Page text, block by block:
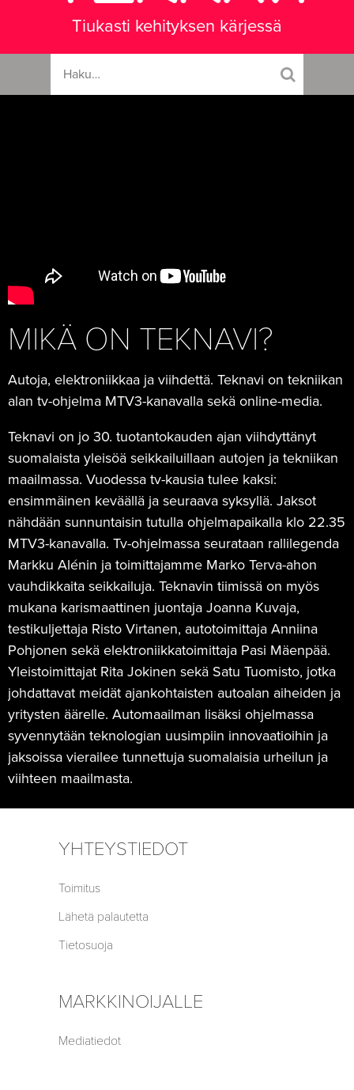
Tiukasti kehityksen kärjessä
MIKÄ ON TEKNAVI?
Autoja, elektroniikkaa ja viihdettä. Teknavi on tekniikan
alan tv-ohjelma MTV3-kanavalla sekä online-media.
Teknavi on jo 30. tuotantokauden ajan viihdyttänyt
suomalaista yleisöä seikkailuillaan autojen ja tekniikan
maailmassa. Vuodessa tv-kausia tulee kaksi:
ensimmäinen keväällä ja seuraava syksyllä. Jaksot
nähdään sunnuntaisin tutulla ohjelmapaikalla klo 22.35
MTV3-kanavalla. Tv-ohjelmassa seurataan rallilegenda
Markku Alénin ja toimittajamme Marko Terva-ahon
vauhdikkaita seikkailuja. Teknavin tiimissä on myös
mukana karismaattinen juontaja Joanna Kuvaja,
testikuljettaja Risto Virtanen, autotoimittaja Anniina
Pohjonen sekä elektroniikkatoimittaja Pasi Mäenpää.
Yleistoimittajat Rita Jokinen sekä Satu Tuomisto, jotka
johdattavat meidät ajankohtaisten autoalan aiheiden ja
yritysten äärelle. Automaailman lisäksi ohjelmassa
syvennytään teknologian uusimpiin innovaatioihin ja
jaksoissa vierailee tunnettuja suomalaisia urheilun ja
viihteen maailmasta.
YHTEYSTIEDOT
Toimitus
Lähetä palautetta
Tietosuoja
MARKKINOIJALLE
Mediatiedot